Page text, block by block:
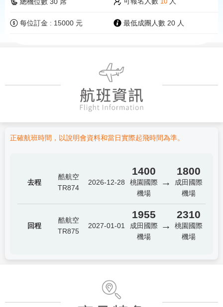
每位訂金 : 15000 元 最低成團人數 20 人
正確航班時間，以說明會資料和當日實際起飛時間為準。
去程
酷航空
TR874
2026-12-28
1400
桃園國際
機場
→
1800
成田國際
機場
回程
酷航空
TR875
2027-01-01
1955
成田國際
機場
→
2310
桃園國際
機場